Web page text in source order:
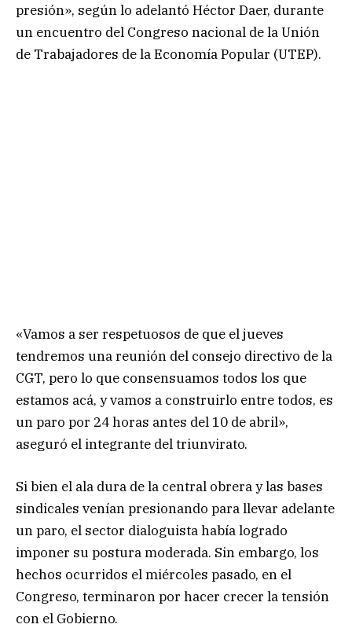
presión», según lo adelantó Héctor Daer, durante
un encuentro del Congreso nacional de la Unión
de Trabajadores de la Economía Popular (UTEP).
«Vamos a ser respetuosos de que el jueves
tendremos una reunión del consejo directivo de la
CGT, pero lo que consensuamos todos los que
estamos acá, y vamos a construirlo entre todos, es
un paro por 24 horas antes del 10 de abril»,
aseguró el integrante del triunvirato.
Si bien el ala dura de la central obrera y las bases
sindicales venían presionando para llevar adelante
un paro, el sector dialoguista había logrado
imponer su postura moderada. Sin embargo, los
hechos ocurridos el miércoles pasado, en el
Congreso, terminaron por hacer crecer la tensión
con el Gobierno.